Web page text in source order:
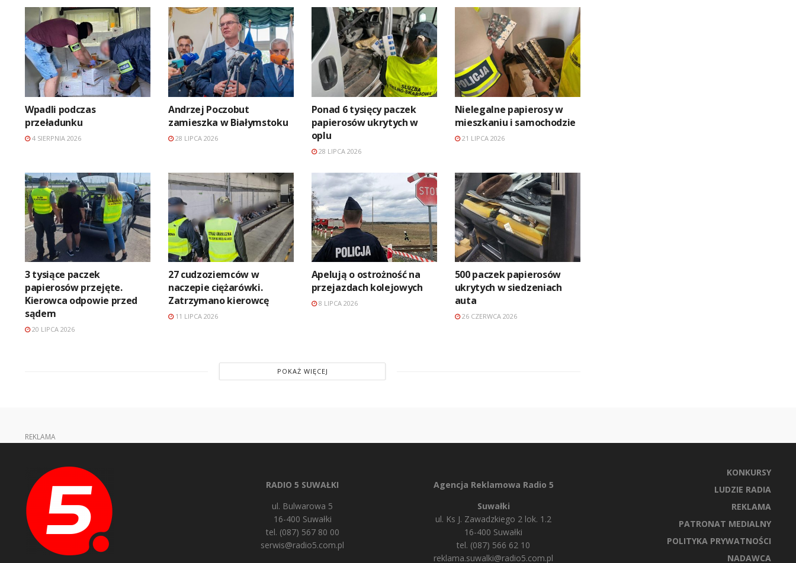
Wpadli podczas
przeładunku
4 SIERPNIA 2026
Andrzej Poczobut
zamieszka w Białymstoku
28 LIPCA 2026
Ponad 6 tysięcy paczek
papierosów ukrytych w
oplu
28 LIPCA 2026
Nielegalne papierosy w
mieszkaniu i samochodzie
21 LIPCA 2026
3 tysiące paczek
papierosów przejęte.
Kierowca odpowie przed
sądem
20 LIPCA 2026
27 cudzoziemców w
naczepie ciężarówki.
Zatrzymano kierowcę
11 LIPCA 2026
Apelują o ostrożność na
przejazdach kolejowych
8 LIPCA 2026
500 paczek papierosów
ukrytych w siedzeniach
auta
26 CZERWCA 2026
POKAŻ WIĘCEJ
REKLAMA
RADIO 5 SUWAŁKI
ul. Bulwarowa 5
16-400 Suwałki
tel. (087) 567 80 00
serwis@radio5.com.pl
Agencja Reklamowa Radio 5
Suwałki
ul. Ks J. Zawadzkiego 2 lok. 1.2
16-400 Suwałki
tel. (087) 566 62 10
reklama.suwalki@radio5.com.pl
KONKURSY
LUDZIE RADIA
REKLAMA
PATRONAT MEDIALNY
POLITYKA PRYWATNOŚCI
NADAWCA